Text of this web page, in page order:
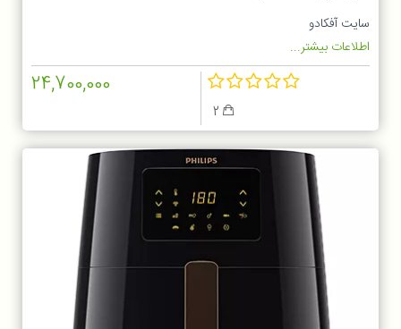
سایت آفکادو
اطلاعات بیشتر...
2
24,700,000